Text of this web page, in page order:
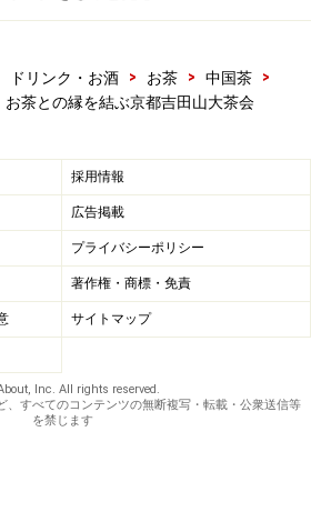
ドリンク・お酒 > お茶 > 中国茶
>
お茶との縁を結ぶ京都吉田山大茶会
採用情報
広告掲載
プライバシーポリシー
著作権・商標・免責
サイトマップ
Inc. All rights reserved.
、すべてのコンテンツの無断複写・転載・公衆送信等
を禁じます